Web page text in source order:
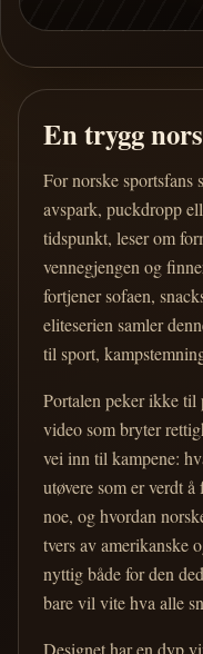
En trygg
For norske sportsfans
avspark, puckdropp
tidspunkt, leser om
vennegjengen og
fortjener sofaen,
eliteserien samler
til sport,
Portalen peker ikke til
video som bryter
vei inn til kampene:
utøvere som er verdt
noe, og hvordan
tvers av amerikanske
nyttig både for den
bare vil vite hva alle
Designet har en dyp